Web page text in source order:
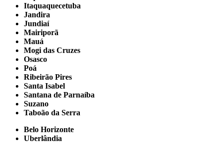
Itaquaquecetuba
Jandira
Jundiaí
Mairiporã
Mauá
Mogi das Cruzes
Osasco
Poá
Ribeirão Pires
Santa Isabel
Santana de Parnaíba
Suzano
Taboão da Serra
Belo Horizonte
Uberlândia